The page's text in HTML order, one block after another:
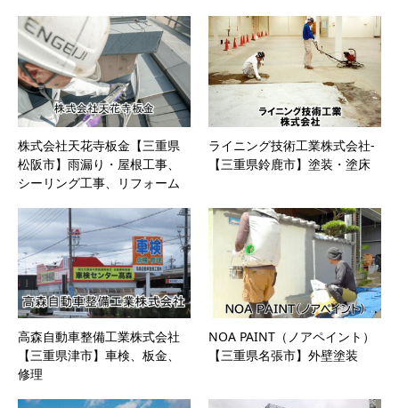
株式会社天花寺板金【三重県
松阪市】雨漏り・屋根工事、
シーリング工事、リフォーム
ライニング技術工業株式会社-
【三重県鈴鹿市】塗装・塗床
高森自動車整備工業株式会社
【三重県津市】車検、板金、
修理
NOA PAINT（ノアペイント）
【三重県名張市】外壁塗装